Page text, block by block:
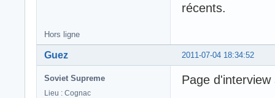
récents.
Hors ligne
2011-07-04 18:34:52
Guez
Soviet Supreme
Lieu : Cognac
Page